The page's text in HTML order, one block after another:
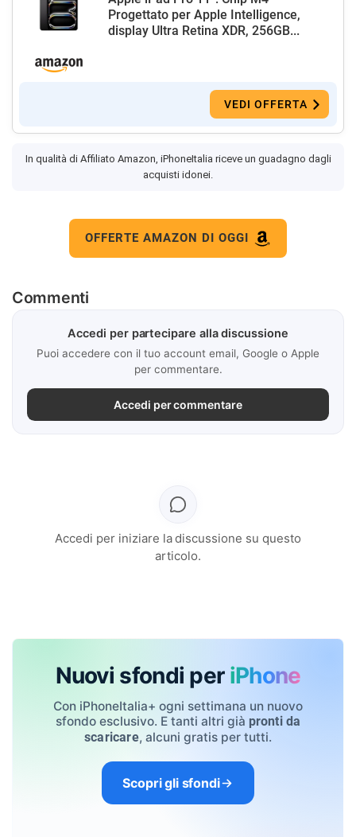
Progettato per Apple Intelligence,
display Ultra Retina XDR, 256GB...
VEDI OFFERTA
In qualità di Affiliato Amazon, iPhoneItalia riceve un guadagno dagli
acquisti idonei.
OFFERTE AMAZON DI OGGI
Commenti
Accedi per partecipare alla discussione
Puoi accedere con il tuo account email, Google o Apple
per commentare.
Accedi per commentare
Accedi per iniziare la discussione su questo
articolo.
Nuovi sfondi per iPhone
Con iPhoneItalia+ ogni settimana un nuovo
sfondo esclusivo. E tanti altri già pronti da
scaricare, alcuni gratis per tutti.
Scopri gli sfondi